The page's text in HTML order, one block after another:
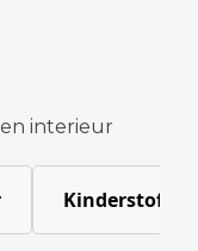
interieur
Kinderstoffen